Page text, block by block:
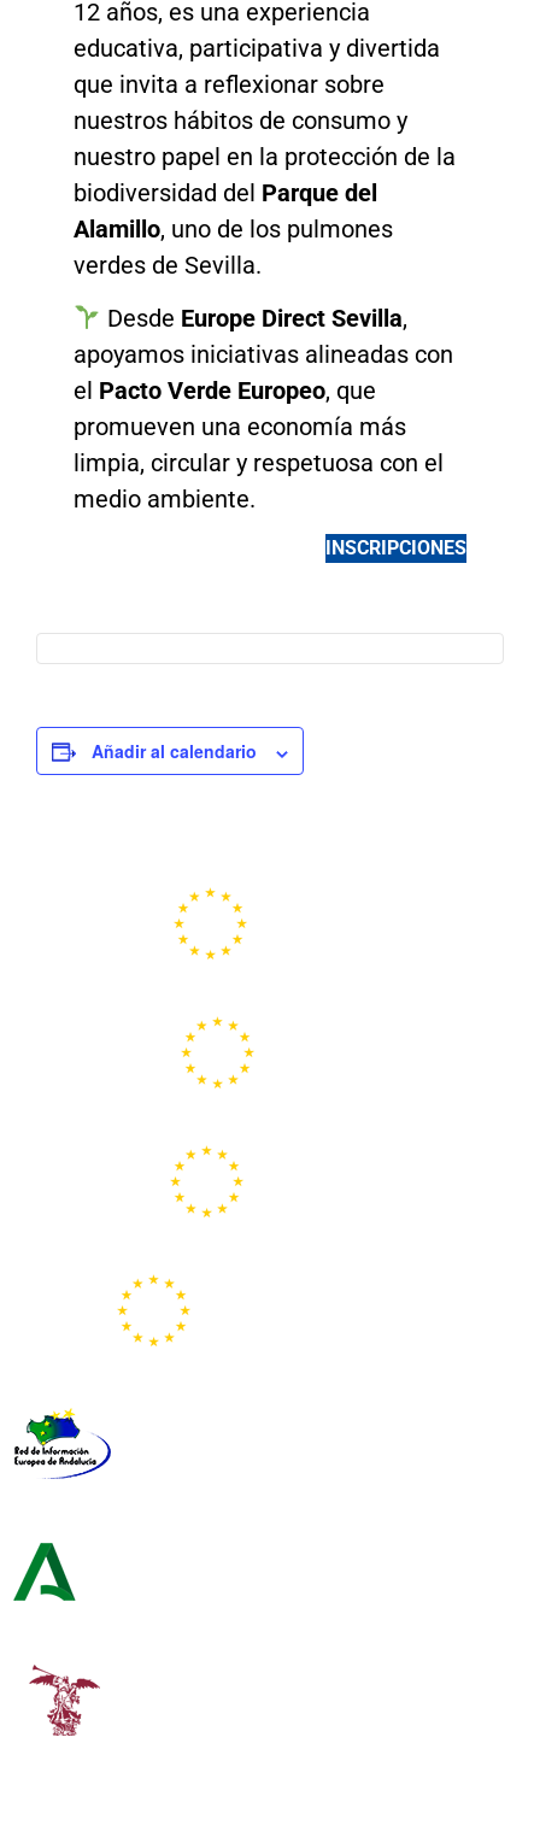
12 años, es una experiencia
educativa, participativa y divertida
que invita a reflexionar sobre
nuestros hábitos de consumo y
nuestro papel en la protección de la
biodiversidad del Parque del
Alamillo, uno de los pulmones
verdes de Sevilla.
Desde Europe Direct Sevilla,
apoyamos iniciativas alineadas con
el Pacto Verde Europeo, que
promueven una economía más
limpia, circular y respetuosa con el
medio ambiente.
INSCRIPCIONES
Añadir al calendario